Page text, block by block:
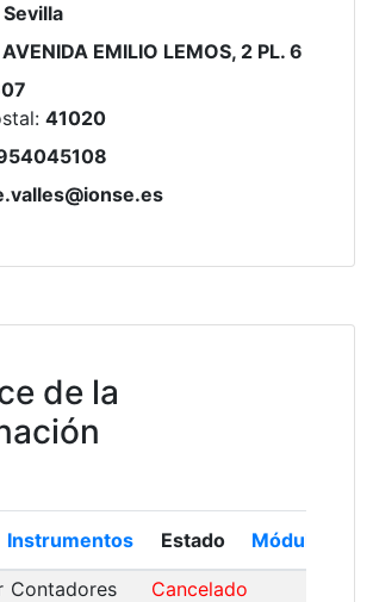
Sevilla
AVENIDA EMILIO LEMOS, 2 PL. 6
: 41020
de la
Instrumentos Estado Módulo
Contadores Cancelado